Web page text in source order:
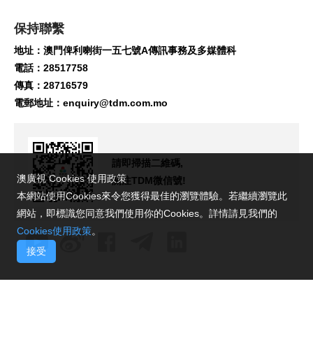
保持聯繫
地址：澳門俾利喇街一五七號A傳訊事務及多媒體科
電話：28517758
傳真：28716579
電郵地址： enquiry@tdm.com.mo
請即掃描二維碼,
關注TDM微信號!
澳廣視 Cookies 使用政策
本網站使用Cookies來令您獲得最佳的瀏覽體驗。若繼續瀏覽此
網站，即標識您同意我們使用你的Cookies。詳情請見我們的
Cookies使用政策。
接受